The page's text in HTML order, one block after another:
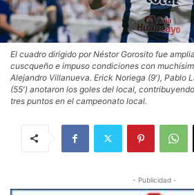
El cuadro dirigido por Néstor Gorosito fue
cuscqueño e impuso condiciones con
Alejandro Villanueva. Erick Noriega (9′), Pablo
(55′) anotaron los goles del local,
tres puntos en el campeonato local.
- Publicidad -